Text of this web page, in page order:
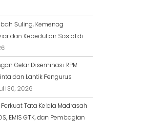
Suling, Kemenag
dan Kepedulian Sosial di
Gelar Diseminasi RPM
dan Lantik Pengurus
30, 2026
Tata Kelola Madrasah
EMIS GTK, dan Pembagian